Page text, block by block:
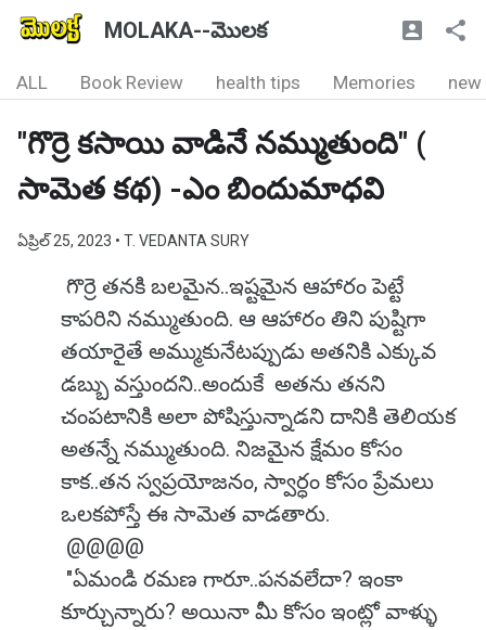
MOLAKA--మొలక
ALL Book Review health tips Memories new
"గొర్రె కసాయి వాడినే నమ్ముతుంది" (
సామెత కథ) -ఎం బిందుమాధవి
ఏప్రిల్ 25, 2023 • T. VEDANTA SURY
గొర్రె తనకి బలమైన..ఇష్టమైన ఆహారం పెట్టే
కాపరిని నమ్ముతుంది. ఆ ఆహారం తిని పుష్టిగా
తయారైతే అమ్ముకునేటప్పుడు అతనికి ఎక్కువ
డబ్బు వస్తుందని..అందుకే అతను తనని
చంపటానికి అలా పోషిస్తున్నాడని దానికి తెలియక
అతన్నే నమ్ముతుంది. నిజమైన క్షేమం కోసం
కాక..తన స్వప్రయోజనం, స్వార్ధం కోసం ప్రేమలు
ఒలకపోస్తే ఈ సామెత వాడతారు.
@@@@
"ఏమండి రమణ గారూ..పనవలేదా? ఇంకా
కూర్చున్నారు? అయినా మీ కోసం ఇంట్లో వాళ్ళు